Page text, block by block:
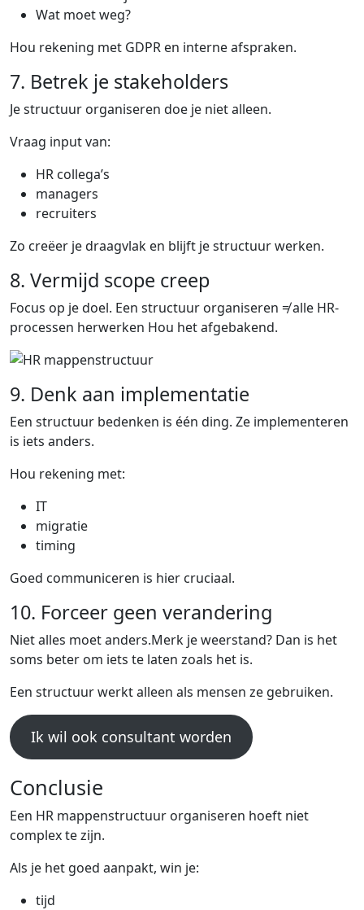
Wat moet weg?
Hou rekening met GDPR en interne afspraken.
7. Betrek je stakeholders
Je structuur organiseren doe je niet alleen.
Vraag input van:
HR collega’s
managers
recruiters
Zo creëer je draagvlak en blijft je structuur werken.
8. Vermijd scope creep
Focus op je doel. Een structuur organiseren ≠ alle HR-
processen herwerken Hou het afgebakend.
9. Denk aan implementatie
Een structuur bedenken is één ding. Ze implementeren
is iets anders.
Hou rekening met:
IT
migratie
timing
Goed communiceren is hier cruciaal.
10. Forceer geen verandering
Niet alles moet anders.Merk je weerstand? Dan is het
soms beter om iets te laten zoals het is.
Een structuur werkt alleen als mensen ze gebruiken.
Ik wil ook consultant worden
Conclusie
Een HR mappenstructuur organiseren hoeft niet
complex te zijn.
Als je het goed aanpakt, win je:
tijd